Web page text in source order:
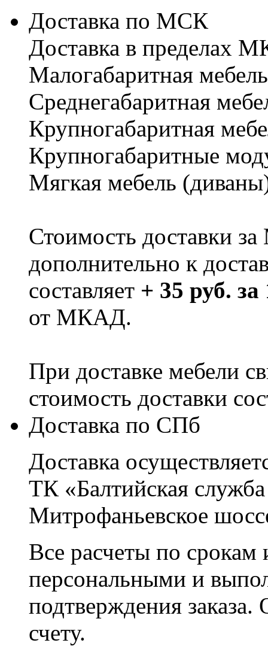
Доставка по МСК
Доставка в пределах
Малогабаритная
Cреднегабаритная
Крупногабаритная
Крупногабаритные
Мягкая мебель
Стоимость доставки
дополнительно к
составляет + 35 руб.
от МКАД.
При доставке мебели
стоимость доставки
Доставка по СПб
Доставка
ТК «Балтийская
Митрофаньевское
Все расчеты по срокам
персональными и
подтверждения заказа.
счету.